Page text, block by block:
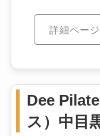
詳細ページ
Dee
ス）中目